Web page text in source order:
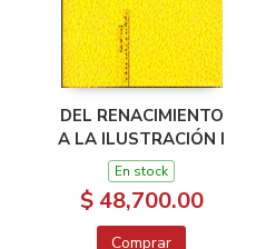
DEL RENACIMIENTO
A LA ILUSTRACIÓN I
En stock
$ 48,700.00
Comprar